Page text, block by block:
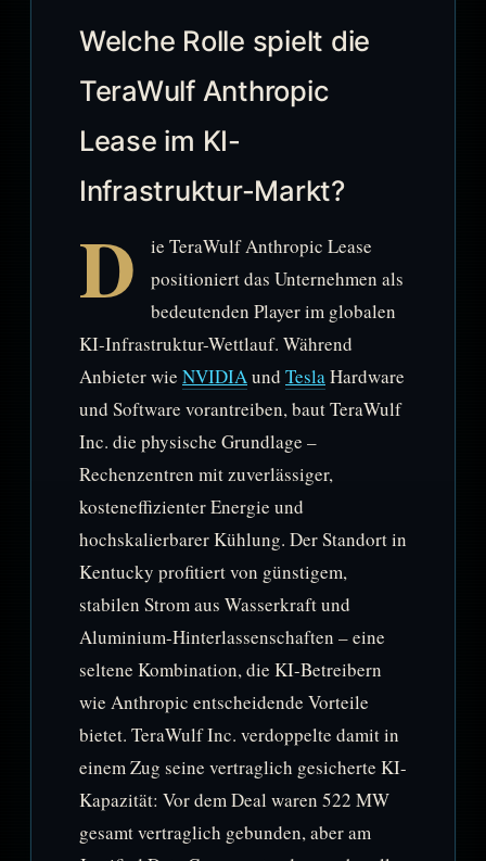
Welche Rolle spielt die
TeraWulf Anthropic
Lease im KI-
Infrastruktur-Markt?
D
ie TeraWulf Anthropic Lease
positioniert das Unternehmen als
bedeutenden Player im globalen
KI-Infrastruktur-Wettlauf. Während
Anbieter wie NVIDIA und Tesla Hardware
und Software vorantreiben, baut TeraWulf
Inc. die physische Grundlage –
Rechenzentren mit zuverlässiger,
kosteneffizienter Energie und
hochskalierbarer Kühlung. Der Standort in
Kentucky profitiert von günstigem,
stabilen Strom aus Wasserkraft und
Aluminium-Hinterlassenschaften – eine
seltene Kombination, die KI-Betreibern
wie Anthropic entscheidende Vorteile
bietet. TeraWulf Inc. verdoppelte damit in
einem Zug seine vertraglich gesicherte KI-
Kapazität: Vor dem Deal waren 522 MW
gesamt vertraglich gebunden, aber am